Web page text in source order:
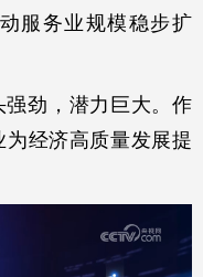
服务业规模稳步扩
劲，潜力巨大。作
经济高质量发展提